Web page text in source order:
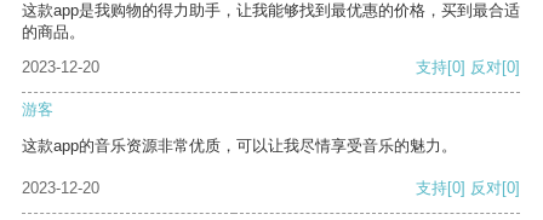
这款app是我购物的得力助手，让我能够找到最优惠的价格，买到最合适
的商品。
2023-12-20
支持[0] 反对[0]
游客
这款app的音乐资源非常优质，可以让我尽情享受音乐的魅力。
2023-12-20 支持[0] 反对[0]